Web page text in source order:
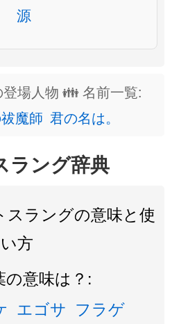
源
場人物 👪 名前一覧:
魔師 君の名は。
ラング辞典
スラングの意味と使
い方
の意味は？:
エゴサ フラゲ